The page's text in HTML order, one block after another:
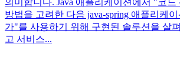
의미합니다. Java 애플리케이션에서 "코
방법을 고려한 다음 java-spring 애플리케
가"를 사용하기 위해 구현된 솔루션을 살
고 서비스...